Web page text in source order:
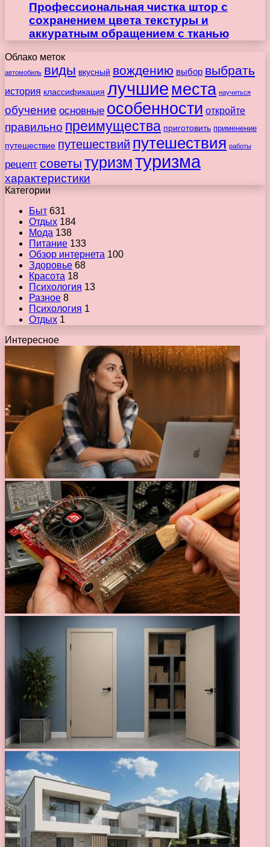
Профессиональная чистка штор с
сохранением цвета текстуры и
аккуратным обращением с тканью
Облако меток
автомобиль виды вкусный вождению выбор выбрать
история классификация лучшиеместа научиться
обучение основные особенности откройте
правильно преимущества приготовить применение
путешествие путешествий путешествия работы
рецепт советы туризмтуризма
характеристики
Категории
Быт 631
Отдых 184
Мода 138
Питание 133
Обзор интернета 100
Здоровье 68
Красота 18
Психология 13
Разное 8
Психология 1
Отдых 1
Интересное